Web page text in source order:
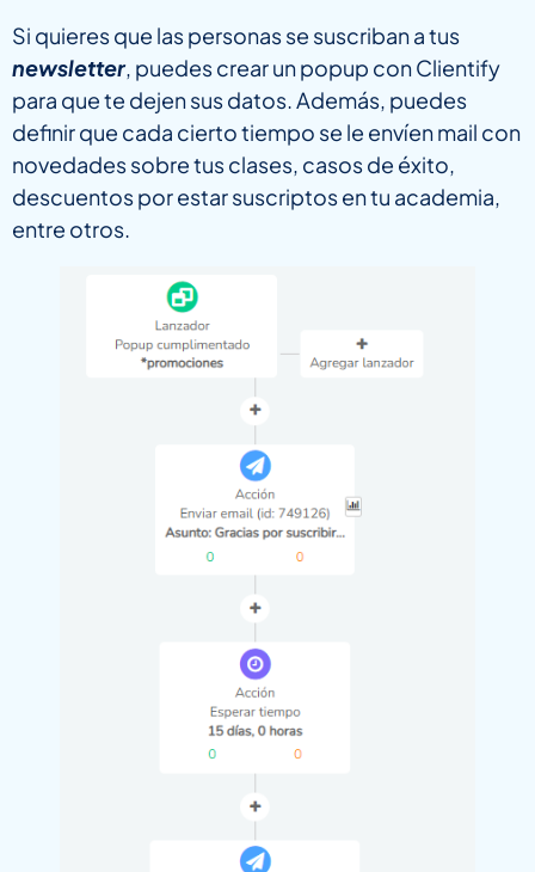
Si quieres que las personas se suscriban a tus
newsletter, puedes crear un popup con Clientify
para que te dejen sus datos. Además, puedes
definir que cada cierto tiempo se le envíen mail con
novedades sobre tus clases, casos de éxito,
descuentos por estar suscriptos en tu academia,
entre otros.